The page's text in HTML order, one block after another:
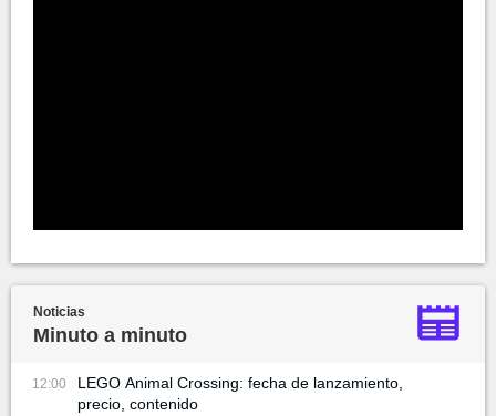
Noticias
Minuto a minuto
12:00
LEGO Animal Crossing: fecha de lanzamiento,
precio, contenido